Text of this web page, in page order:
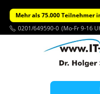
Mehr als 75.000 Teilnehmer
0201/649590-0 (Mo-Fr 9-16